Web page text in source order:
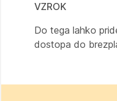
VZROK
Do tega lahko
dostopa do